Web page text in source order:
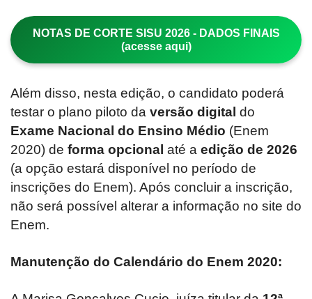
NOTAS DE CORTE SISU 2026 - DADOS FINAIS
(acesse aqui)
Além disso, nesta edição, o candidato poderá
testar o plano piloto da versão digital do
Exame Nacional do Ensino Médio (Enem
2020) de forma opcional até a edição de 2026
(a opção estará disponível no período de
inscrições do Enem). Após concluir a inscrição,
não será possível alterar a informação no site do
Enem.
Manutenção do Calendário do Enem 2020: